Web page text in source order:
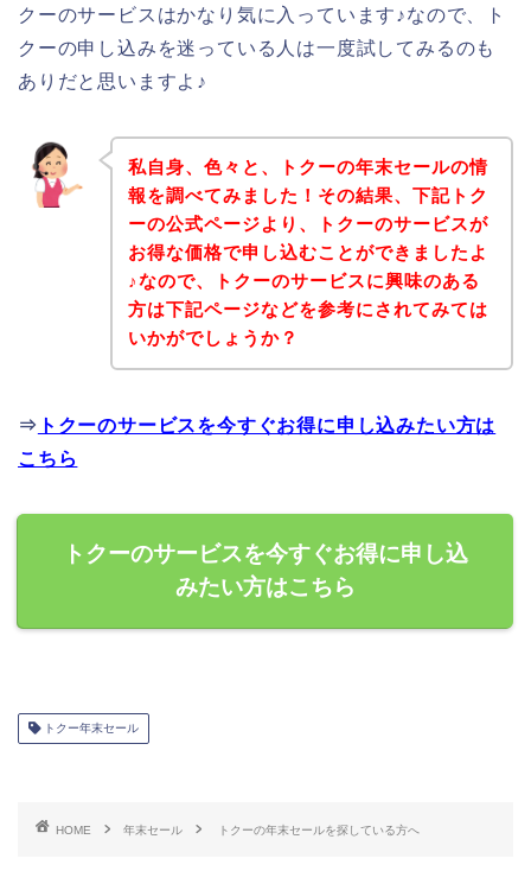
クーのサービスはかなり気に入っています♪なので、ト
クーの申し込みを迷っている人は一度試してみるのも
ありだと思いますよ♪
私自身、色々と、トクーの年末セールの情
報を調べてみました！その結果、下記トク
ーの公式ページより、トクーのサービスが
お得な価格で申し込むことができましたよ
♪なので、トクーのサービスに興味のある
方は下記ページなどを参考にされてみては
いかがでしょうか？
⇒ トクーのサービスを今すぐお得に申し込みたい方は
こちら
トクーのサービスを今すぐお得に申し込
みたい方はこちら
トクー年末セール
HOME 年末セール トクーの年末セールを探している方へ